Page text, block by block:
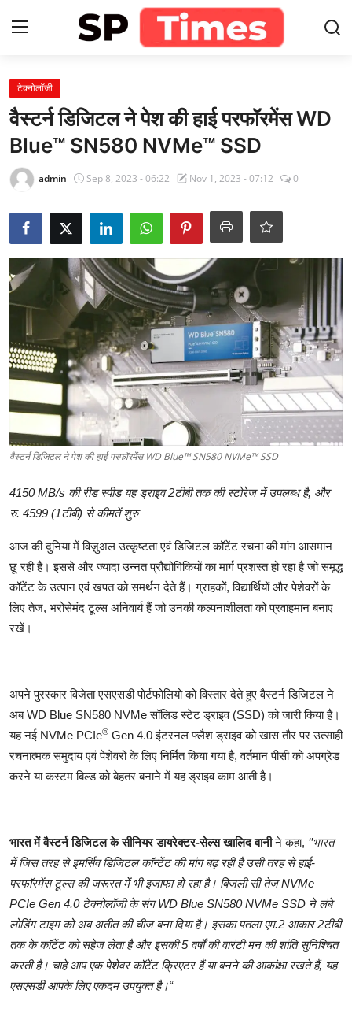
Login
Contact
About
खेल
राजस्थान
मनोरंजन
शिक्षा
लाइफस्टाइल
टेक्नोलॉजी
बिज़नेस
English
टेक्नोलॉजी
वैस्टर्न डिजिटल ने पेश की हाई परफॉरमेंस WD
Blue™ SN580 NVMe™ SSD
admin Sep 8, 2023 - 06:22 Nov 1, 2023 - 07:12 0
वैस्टर्न डिजिटल ने पेश की हाई परफॉरमेंस WD Blue™ SN580 NVMe™ SSD
4150 MB/s की रीड स्पीड यह ड्राइव 2टीबी तक की स्टोरेज में उपलब्ध है, और
रु. 4599 (1टीबी) से कीमतें शुरु
आज की दुनिया में विज़ुअल उत्कृष्टता एवं डिजिटल कॉटेंट रचना की मांग आसमान
छू रही है। इससे और ज्यादा उन्नत प्रौद्योगिकियों का मार्ग प्रशस्त हो रहा है जो समृद्ध
कॉटेंट के उत्पान एवं खपत को समर्थन देते हैं। ग्राहकों, विद्यार्थियों और पेशेवरों के
लिए तेज, भरोसेमंद टूल्स अनिवार्य हैं जो उनकी कल्पनाशीलता को प्रवाहमान बनाए
रखें।
अपने पुरस्कार विजेता एसएसडी पोर्टफोलियो को विस्तार देते हुए वैस्टर्न डिजिटल ने
अब WD Blue SN580 NVMeसॉलिड स्टेट ड्राइव (SSD) को जारी किया है।
यह नई NVMe PCIe® Gen 4.0 इंटरनल फ्लैश ड्राइव को खास तौर पर उत्साही
रचनात्मक समुदाय एवं पेशेवरों के लिए निर्मित किया गया है, वर्तमान पीसी को अपग्रेड
करने या कस्टम बिल्ड को बेहतर बनाने में यह ड्राइव काम आती है।
भारत में वैस्टर्न डिजिटल के सीनियर डायरेक्टर-सेल्स खालिद वानीने कहा, ’’भारत
में जिस तरह से इमर्सिव डिजिटल कॉन्टेंट की मांग बढ़ रही है उसी तरह से हाई-
परफॉरमेंस टूल्स की जरूरत में भी इजाफा हो रहा है। बिजली सी तेजNVMe
PCIe Gen 4.0टेक्नोलॉजी के संगWD Blue SN580 NVMe SSD ने लंबे
लोडिंग टाइम को अब अतीत की चीज बना दिया है। इसका पतला एम.2 आकार 2टीबी
तक के कॉटेंट को सहेज लेता है और इसकी 5 वर्षों की वारंटी मन की शांति सुनिश्चित
करती है। चाहे आप एक पेशेवर कॉटेंट क्रिएटर हैं या बनने की आकांक्षा रखते हैं, यह
एसएसडी आपके लिए एकदम उपयुक्त है।“